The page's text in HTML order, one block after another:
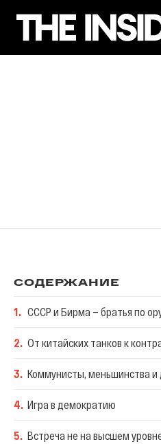
СОДЕРЖАНИЕ
1. СССР и Бирма — братья по
2. От китайских танков к
3. Коммунисты, меньшинства и
4. Игра в демократию
5. Встреча не на высшем